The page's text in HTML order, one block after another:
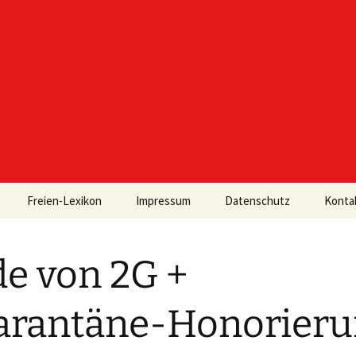
Freien-Lexikon Impressum Datenschutz
von 2G +